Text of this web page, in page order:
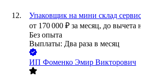
Упаковщик на мини склад
от 170 000 ₽ за месяц, до вычета
Без опыта
Выплаты: Два раза в месяц
ИП Фоменко Эмир Викторович